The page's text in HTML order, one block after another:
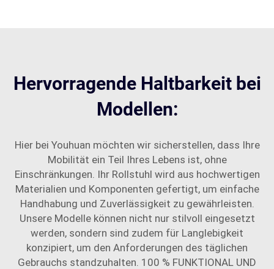
Hervorragende Haltbarkeit bei
Modellen:
Hier bei Youhuan möchten wir sicherstellen, dass Ihre
Mobilität ein Teil Ihres Lebens ist, ohne
Einschränkungen. Ihr Rollstuhl wird aus hochwertigen
Materialien und Komponenten gefertigt, um einfache
Handhabung und Zuverlässigkeit zu gewährleisten.
Unsere Modelle können nicht nur stilvoll eingesetzt
werden, sondern sind zudem für Langlebigkeit
konzipiert, um den Anforderungen des täglichen
Gebrauchs standzuhalten. 100 % FUNKTIONAL UND